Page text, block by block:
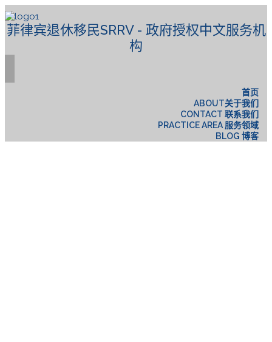
菲律宾退休移民SRRV - 政府授权中文服务机
构
首页
ABOUT关于我们
CONTACT 联系我们
PRACTICE AREA 服务领域
BLOG 博客